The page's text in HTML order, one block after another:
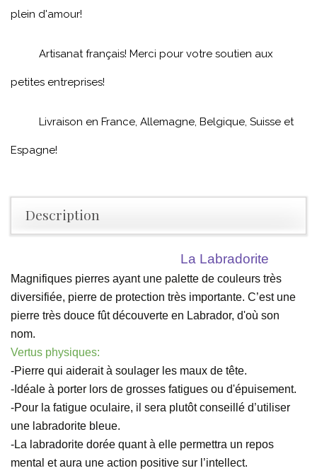
plein d'amour!
Artisanat français! Merci pour votre soutien aux
petites entreprises!
Livraison en France, Allemagne, Belgique, Suisse et
Espagne!
Description
La Labradorite
Magnifiques pierres ayant une palette de couleurs très
diversifiée, pierre de protection très importante. C’est une
pierre très douce fût découverte en Labrador, d'où son
nom.
Vertus physiques:
-Pierre qui aiderait à soulager les maux de tête.
-Idéale à porter lors de grosses fatigues ou d'épuisement.
-Pour la fatigue oculaire, il sera plutôt conseillé d’utiliser
une labradorite bleue.
-La labradorite dorée quant à elle permettra un repos
mental et aura une action positive sur l’intellect.